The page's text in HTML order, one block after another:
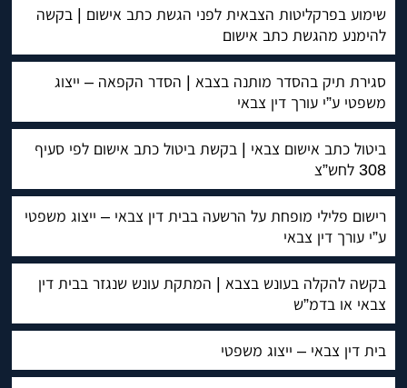
שימוע בפרקליטות הצבאית לפני הגשת כתב אישום | בקשה
להימנע מהגשת כתב אישום
סגירת תיק בהסדר מותנה בצבא | הסדר הקפאה – ייצוג
משפטי ע”י עורך דין צבאי
ביטול כתב אישום צבאי | בקשת ביטול כתב אישום לפי סעיף
308 לחש”צ
רישום פלילי מופחת על הרשעה בבית דין צבאי – ייצוג משפטי
ע”י עורך דין צבאי
בקשה להקלה בעונש בצבא | המתקת עונש שנגזר בבית דין
צבאי או בדמ”ש
בית דין צבאי – ייצוג משפטי